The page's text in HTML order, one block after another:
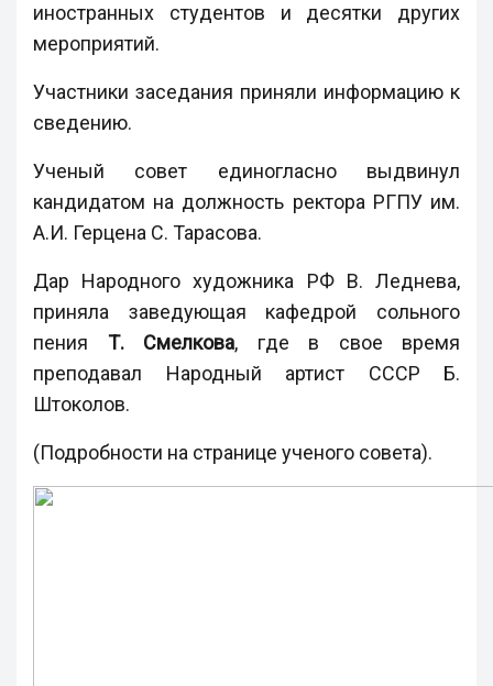
иностранных студентов и десятки других
мероприятий.
Участники заседания приняли информацию к
сведению.
Ученый совет единогласно выдвинул
кандидатом на должность ректора РГПУ им.
А.И. Герцена С. Тарасова.
Дар Народного художника РФ В. Леднева,
приняла заведующая кафедрой сольного
пения Т. Смелкова, где в свое время
преподавал Народный артист СССР Б.
Штоколов.
(Подробности на странице ученого совета).